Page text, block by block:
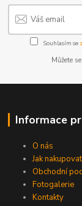
Souhlasím se
Můžete
Informace
O nás
Jak nakupovat
Obchodní
Fotogalerie
Kontakty